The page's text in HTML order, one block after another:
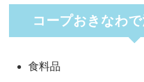
コープおきなわ
食料品